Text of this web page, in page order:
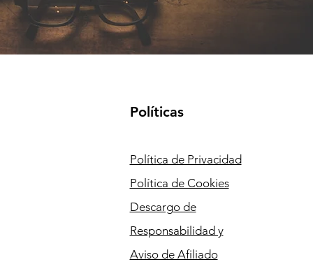
Políticas
Política de Privacidad
Política de Cookies
Descargo de
Responsabilidad y
Aviso de Afiliado